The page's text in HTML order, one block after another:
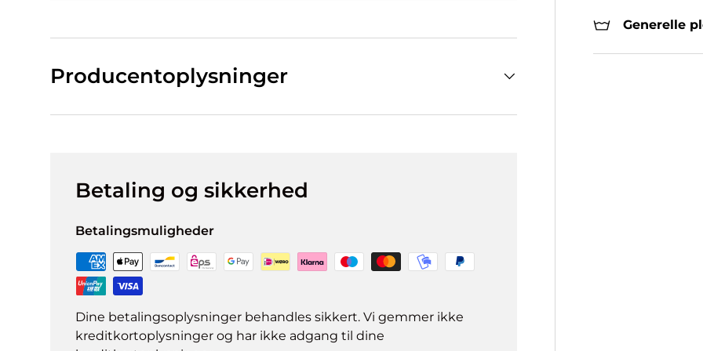
Generelle
Producentoplysninger
Betaling og sikkerhed
Betalingsmuligheder
Dine betalingsoplysninger behandles sikkert. Vi gemmer ikke
kreditkortoplysninger og har ikke adgang til dine